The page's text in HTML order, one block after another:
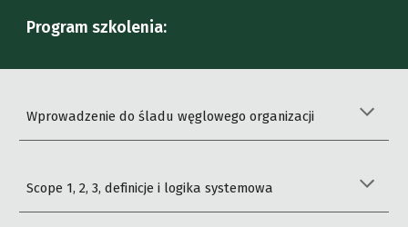
Program szkolenia:
Wprowadzenie do śladu węglowego organizacji
Scope 1, 2, 3, definicje i logika systemowa